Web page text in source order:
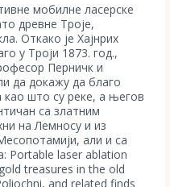
мобилне ласерске
древне Троје,
Откако је Хајнрих
у Троји 1873. год.,
Перничк и
да докажу да благо
као што су реке, а његов
са златним
на Лемносу и из
али и са
Portable laser ablation
treasures in the old
and related finds